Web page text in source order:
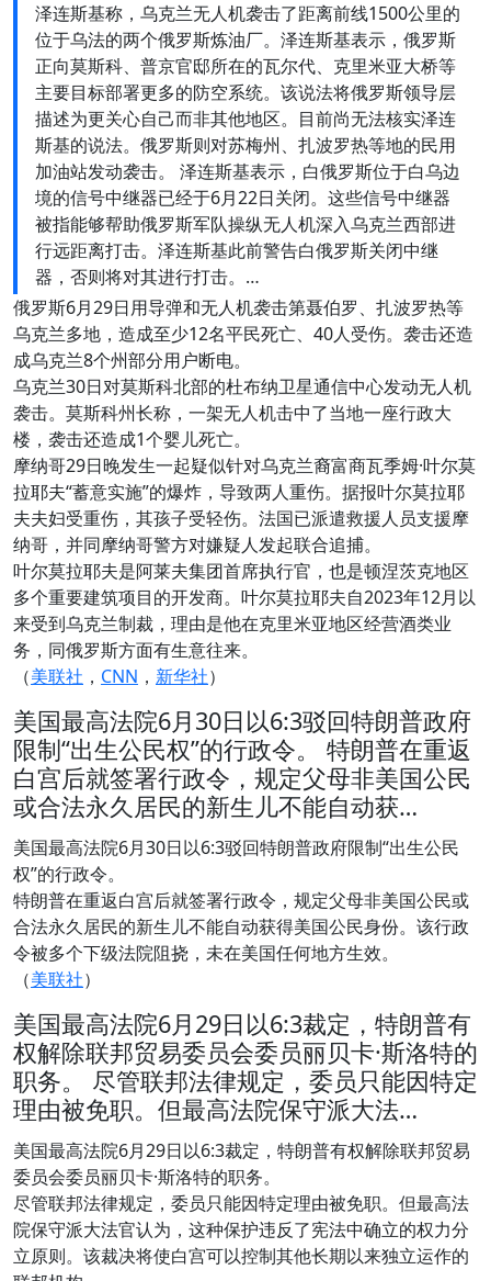
泽连斯基称，乌克兰无人机袭击了距离前线1500公里的
位于乌法的两个俄罗斯炼油厂。泽连斯基表示，俄罗斯
正向莫斯科、普京官邸所在的瓦尔代、克里米亚大桥等
主要目标部署更多的防空系统。该说法将俄罗斯领导层
描述为更关心自己而非其他地区。目前尚无法核实泽连
斯基的说法。俄罗斯则对苏梅州、扎波罗热等地的民用
加油站发动袭击。 泽连斯基表示，白俄罗斯位于白乌边
境的信号中继器已经于6月22日关闭。这些信号中继器
被指能够帮助俄罗斯军队操纵无人机深入乌克兰西部进
行远距离打击。泽连斯基此前警告白俄罗斯关闭中继
器，否则将对其进行打击。…
俄罗斯6月29日用导弹和无人机袭击第聂伯罗、扎波罗热等
乌克兰多地，造成至少12名平民死亡、40人受伤。袭击还造
成乌克兰8个州部分用户断电。
乌克兰30日对莫斯科北部的杜布纳卫星通信中心发动无人机
袭击。莫斯科州长称，一架无人机击中了当地一座行政大
楼，袭击还造成1个婴儿死亡。
摩纳哥29日晚发生一起疑似针对乌克兰裔富商瓦季姆·叶尔莫
拉耶夫“蓄意实施”的爆炸，导致两人重伤。据报叶尔莫拉耶
夫夫妇受重伤，其孩子受轻伤。法国已派遣救援人员支援摩
纳哥，并同摩纳哥警方对嫌疑人发起联合追捕。
叶尔莫拉耶夫是阿莱夫集团首席执行官，也是顿涅茨克地区
多个重要建筑项目的开发商。叶尔莫拉耶夫自2023年12月以
来受到乌克兰制裁，理由是他在克里米亚地区经营酒类业
务，同俄罗斯方面有生意往来。
（美联社 ， CNN ， 新华社）
美国最高法院6月30日以6:3驳回特朗普政府
限制“出生公民权”的行政令。 特朗普在重返
白宫后就签署行政令，规定父母非美国公民
或合法永久居民的新生儿不能自动获…
美国最高法院6月30日以6:3驳回特朗普政府限制“出生公民
权”的行政令。
特朗普在重返白宫后就签署行政令，规定父母非美国公民或
合法永久居民的新生儿不能自动获得美国公民身份。该行政
令被多个下级法院阻挠，未在美国任何地方生效。
（美联社）
美国最高法院6月29日以6:3裁定，特朗普有
权解除联邦贸易委员会委员丽贝卡·斯洛特的
职务。 尽管联邦法律规定，委员只能因特定
理由被免职。但最高法院保守派大法…
美国最高法院6月29日以6:3裁定，特朗普有权解除联邦贸易
委员会委员丽贝卡·斯洛特的职务。
尽管联邦法律规定，委员只能因特定理由被免职。但最高法
院保守派大法官认为，这种保护违反了宪法中确立的权力分
立原则。该裁决将使白宫可以控制其他长期以来独立运作的